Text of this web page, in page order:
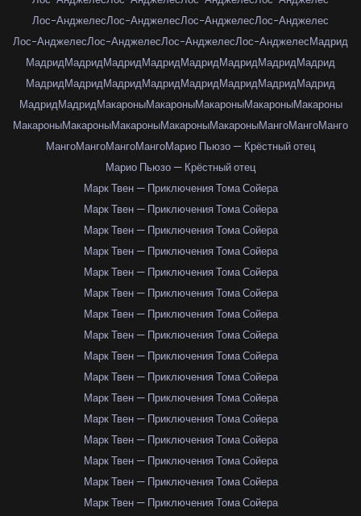
Лос-АнджелесЛос-АнджелесЛос-АнджелесЛос-Анджелес
Лос-АнджелесЛос-АнджелесЛос-АнджелесЛос-АнджелесМадрид
МадридМадридМадридМадридМадридМадридМадридМадрид
МадридМадридМадридМадридМадридМадридМадридМадрид
МадридМадридМакароныМакароныМакароныМакароныМакароны
МакароныМакароныМакароныМакароныМакароныМангоМангоМанго
МангоМангоМангоМангоМарио Пьюзо — Крёстный отец
Марио Пьюзо — Крёстный отец
Марк Твен — Приключения Тома Сойера
Марк Твен — Приключения Тома Сойера
Марк Твен — Приключения Тома Сойера
Марк Твен — Приключения Тома Сойера
Марк Твен — Приключения Тома Сойера
Марк Твен — Приключения Тома Сойера
Марк Твен — Приключения Тома Сойера
Марк Твен — Приключения Тома Сойера
Марк Твен — Приключения Тома Сойера
Марк Твен — Приключения Тома Сойера
Марк Твен — Приключения Тома Сойера
Марк Твен — Приключения Тома Сойера
Марк Твен — Приключения Тома Сойера
Марк Твен — Приключения Тома Сойера
Марк Твен — Приключения Тома Сойера
Марк Твен — Приключения Тома Сойера